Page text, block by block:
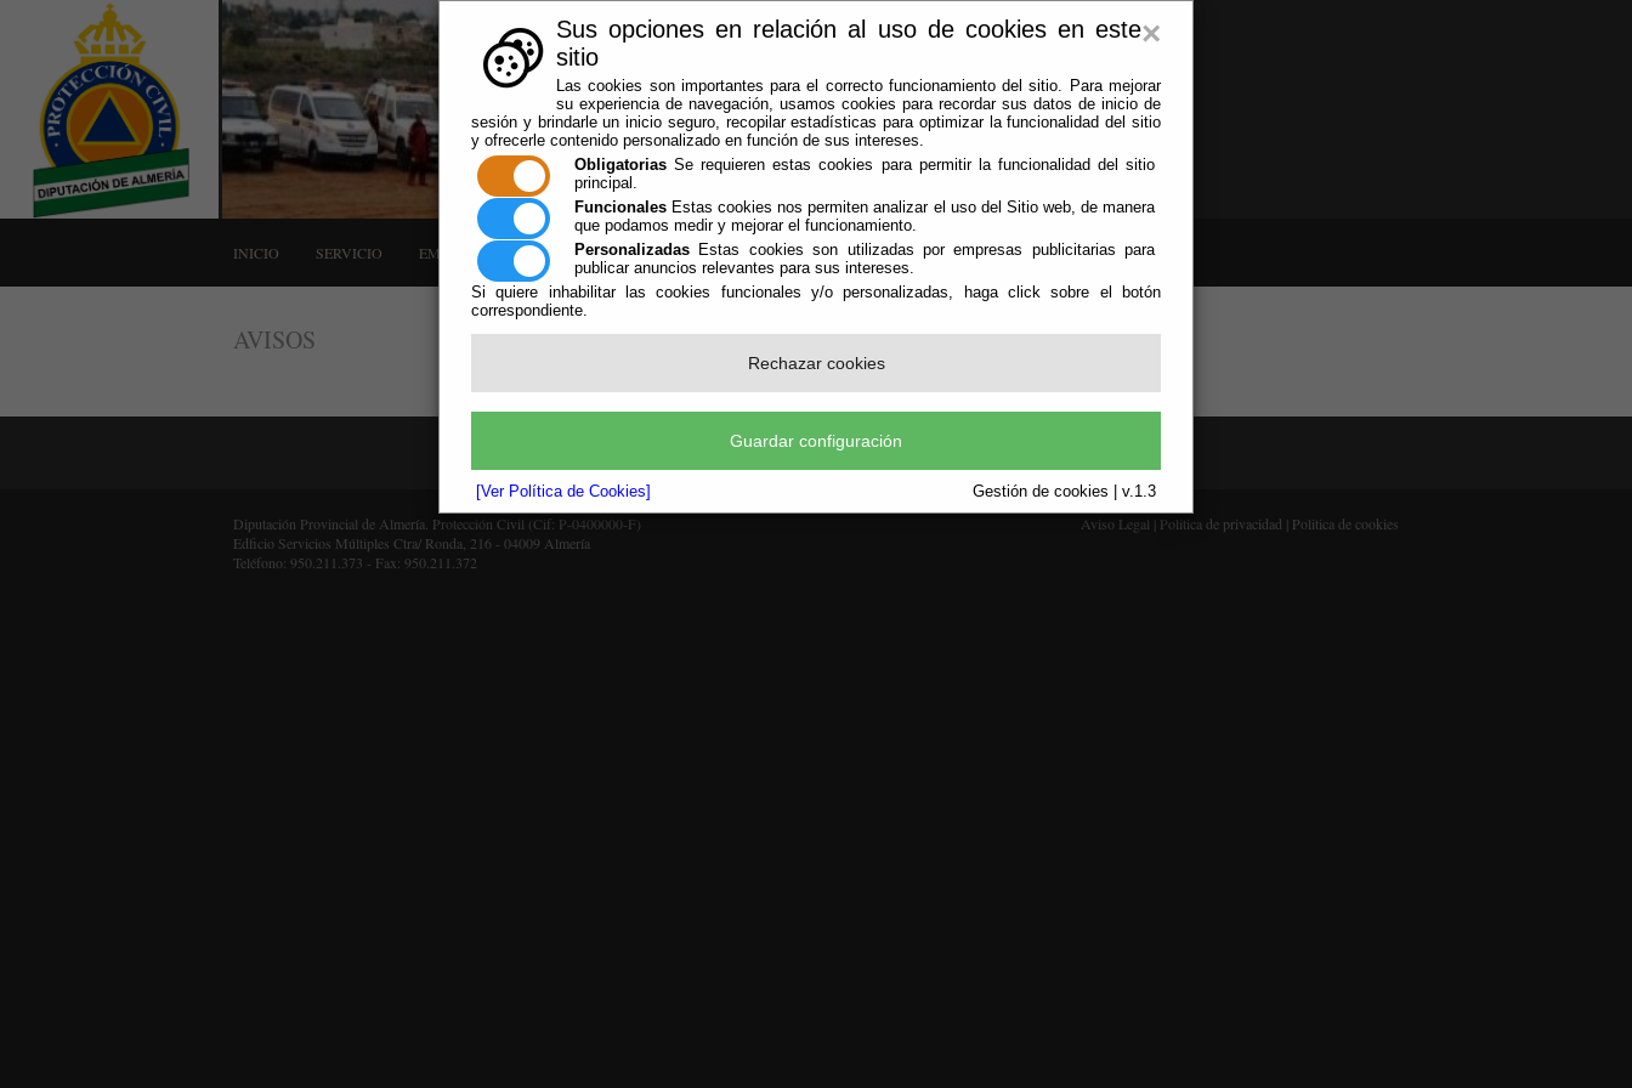
×
Sus opciones en relación al uso de cookies en este
sitio
Las cookies son importantes para el correcto funcionamiento del sitio. Para mejorar
su experiencia de navegación, usamos cookies para recordar sus datos de inicio de
sesión y brindarle un inicio seguro, recopilar estadísticas para optimizar la funcionalidad del sitio
y ofrecerle contenido personalizado en función de sus intereses.
Obligatorias Se requieren estas cookies para permitir la funcionalidad del sitio
principal.
Funcionales Estas cookies nos permiten analizar el uso del Sitio web, de manera
que podamos medir y mejorar el funcionamiento.
Personalizadas Estas cookies son utilizadas por empresas publicitarias para
publicar anuncios relevantes para sus intereses.
Si quiere inhabilitar las cookies funcionales y/o personalizadas, haga click sobre el botón
correspondiente.
Rechazar cookies
Guardar configuración
[Ver Política de Cookies] Gestión de cookies | v.1.3
INICIO SERVICIO EMERGENCIAS LA AGRUPACIÓN AVISOS OFICINA VIRTUAL CONTACTAR
AVISOS
Diputación Provincial de Almería. Protección Civil (Cif: P-0400000-F)
Edficio Servicios Múltiples Ctra/ Ronda, 216 - 04009 Almería
Teléfono: 950.211.373 - Fax: 950.211.372
Aviso Legal | Politica de privacidad | Politica de cookies